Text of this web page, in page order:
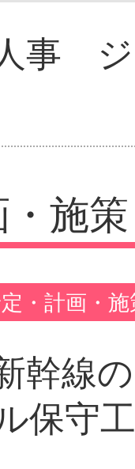
事
施策
・計画・
線
守